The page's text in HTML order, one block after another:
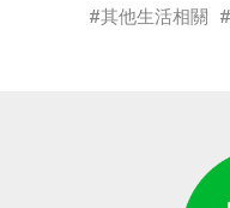
其他生活相關